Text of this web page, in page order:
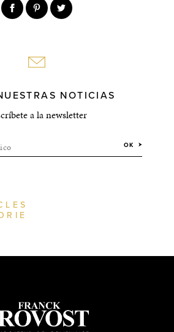
NOTICIAS
a la newsletter
OK